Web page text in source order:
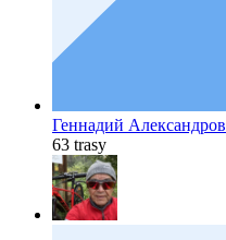
Геннадий Александров
63 trasy